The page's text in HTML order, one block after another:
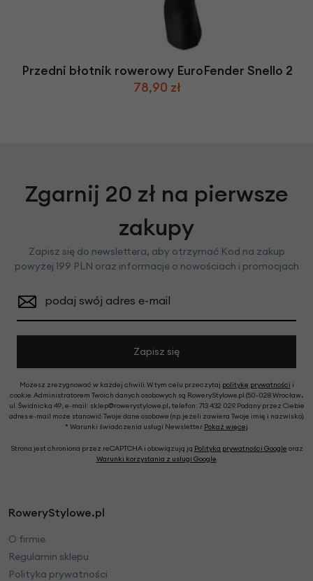
Przedni błotnik rowerowy EuroFender Snello 2
78,90 zł
Zgarnij 20 zł na pierwsze
zakupy
Zapisz się do newslettera, aby otrzymać Kod na zakup
powyżej 199 PLN oraz informacje o nowościach i promocjach
podaj swój adres e-mail
Zapisz się
Możesz zrezygnować w każdej chwili. W tym celu przeczytaj politykę prywatności i
cookie. Administratorem Twoich danych osobowych są RoweryStylowe.pl (50-028 Wrocław,
ul. Świdnicka 49; e-mail: sklep@rowerystylowe.pl, telefon: 713 432 029. Podany przez Ciebie
adres e-mail może stanowić Twoje dane osobowe (np. jeżeli zawiera Twoje imię i nazwisko).
* Warunki świadczenia usługi Newsletter Pokaż więcej
Strona jest chroniona przez reCAPTCHA i obowiązują ją Polityka prywatności Google oraz
Warunki korzystania z usługi Google.
RoweryStylowe.pl
O firmie
Regulamin sklepu
Polityka prywatności